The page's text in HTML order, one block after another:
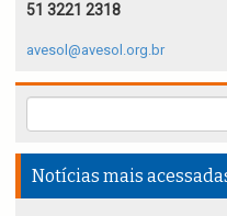
51 3221 2318
avesol@avesol.org.br
Notícias mais